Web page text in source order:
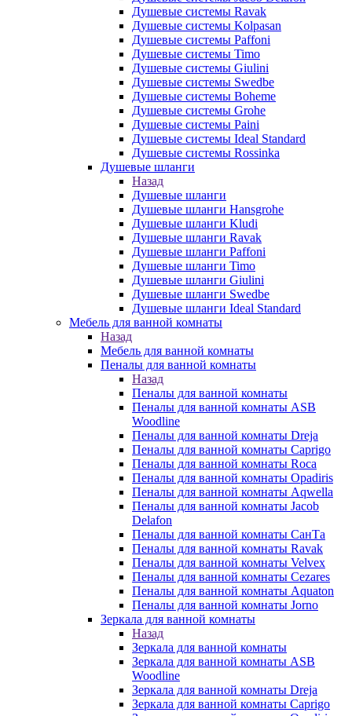
Душевые системы Ravak
Душевые системы Kolpasan
Душевые системы Paffoni
Душевые системы Timo
Душевые системы Giulini
Душевые системы Swedbe
Душевые системы Boheme
Душевые системы Grohe
Душевые системы Paini
Душевые системы Ideal Standard
Душевые системы Rossinka
Душевые шланги
Назад
Душевые шланги
Душевые шланги Hansgrohe
Душевые шланги Kludi
Душевые шланги Ravak
Душевые шланги Paffoni
Душевые шланги Timo
Душевые шланги Giulini
Душевые шланги Swedbe
Душевые шланги Ideal Standard
Мебель для ванной комнаты
Назад
Мебель для ванной комнаты
Пеналы для ванной комнаты
Назад
Пеналы для ванной комнаты
Пеналы для ванной комнаты ASB
Woodline
Пеналы для ванной комнаты Dreja
Пеналы для ванной комнаты Caprigo
Пеналы для ванной комнаты Roca
Пеналы для ванной комнаты Opadiris
Пеналы для ванной комнаты Aqwella
Пеналы для ванной комнаты Jacob
Delafon
Пеналы для ванной комнаты СанТа
Пеналы для ванной комнаты Ravak
Пеналы для ванной комнаты Velvex
Пеналы для ванной комнаты Cezares
Пеналы для ванной комнаты Aquaton
Пеналы для ванной комнаты Jorno
Зеркала для ванной комнаты
Назад
Зеркала для ванной комнаты
Зеркала для ванной комнаты ASB
Woodline
Зеркала для ванной комнаты Dreja
Зеркала для ванной комнаты Caprigo